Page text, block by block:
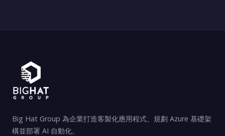
Big Hat Group 為企業打造客製化應用程式、規劃 Azure 基礎架
構並部署 AI 自動化。